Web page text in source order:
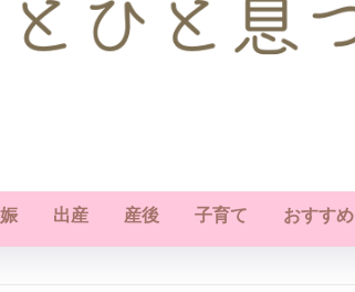
出産 産後 子育て おすすめ